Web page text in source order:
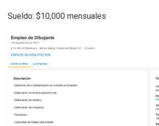
Sueldo: $10,000 mensuales